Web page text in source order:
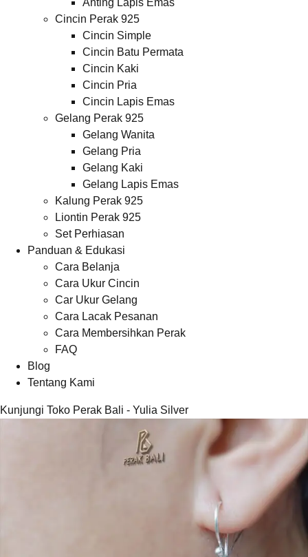
Anting Lapis Emas
Cincin Perak 925
Cincin Simple
Cincin Batu Permata
Cincin Kaki
Cincin Pria
Cincin Lapis Emas
Gelang Perak 925
Gelang Wanita
Gelang Pria
Gelang Kaki
Gelang Lapis Emas
Kalung Perak 925
Liontin Perak 925
Set Perhiasan
Panduan & Edukasi
Cara Belanja
Cara Ukur Cincin
Car Ukur Gelang
Cara Lacak Pesanan
Cara Membersihkan Perak
FAQ
Blog
Tentang Kami
Kunjungi Toko Perak Bali - Yulia Silver